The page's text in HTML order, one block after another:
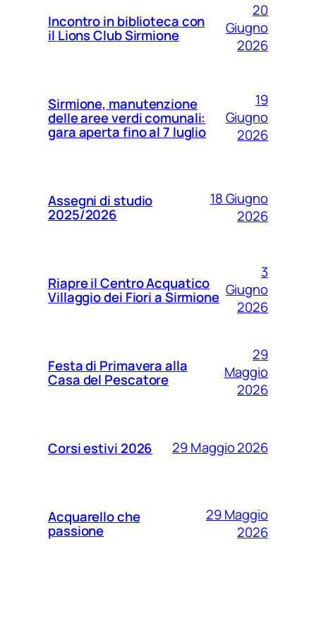
Incontro in biblioteca con
il Lions Club Sirmione
20
Giugno
2026
Sirmione, manutenzione
delle aree verdi comunali:
gara aperta fino al 7 luglio
19
Giugno
2026
Assegni di studio
2025/2026
18 Giugno
2026
Riapre il Centro Acquatico
Villaggio dei Fiori a Sirmione
3
Giugno
2026
Festa di Primavera alla
Casa del Pescatore
29
Maggio
2026
Corsi estivi 2026 29 Maggio 2026
Acquarello che
passione
29 Maggio
2026